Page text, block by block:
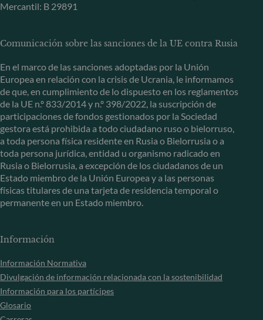
Mercantil: B 29891
Comunicación sobre las sanciones de la UE contra Rusia
En el marco de las sanciones adoptadas por la Unión
Europea en relación con la crisis de Ucrania, le informamos
de que, en cumplimiento de lo dispuesto en los reglamentos
de la UE n.º 833/2014 y n.º 398/2022, la suscripción de
participaciones de fondos gestionados por la Sociedad
gestora está prohibida a todo ciudadano ruso o bielorruso,
a toda persona física residente en Rusia o Bielorrusia o a
toda persona jurídica, entidad u organismo radicado en
Rusia o Bielorrusia, a excepción de los ciudadanos de un
Estado miembro de la Unión Europea y a las personas
físicas titulares de una tarjeta de residencia temporal o
permanente en un Estado miembro.
Información
Información Normativa
Divulgación de información relacionada con la sostenibilidad
Información para los partícipes
Glosario